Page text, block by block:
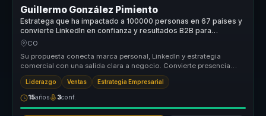
Guillermo González Pimiento
Estratega que ha impactado a 100000 personas en 67 paises y
convierte LinkedIn en confianza y resultados B2B para
empresas.
CO
Su propuesta conecta marca personal, LinkedIn y estrategia
comercial con una salida clara a negocio. Convierte presencia
digital y confia...
Liderazgo Ventas Estrategia Empresarial
15años 3conf.